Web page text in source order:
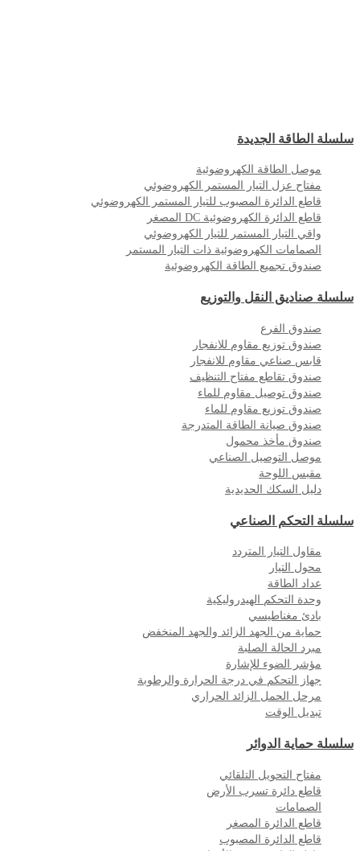
سلسلة الطاقة الجديدة
موصل الطاقة الكهروضوئية
مفتاح عزل التيار المستمر الكهروضوئي
قاطع الدائرة المصبوب للتيار المستمر الكهروضوئي
قاطع الدائرة الكهروضوئية DC المصغر
واقي التيار المستمر للتيار الكهروضوئي
الصمامات الكهروضوئية ذات التيار المستمر
صندوق تجميع الطاقة الكهروضوئية
سلسلة صناديق النقل والتوزيع
صندوق الفرع
صندوق توزيع مقاوم للانفجار
قابس صناعي مقاوم للانفجار
صندوق تقاطع مفتاح التنظيف
صندوق توصيل مقاوم للماء
صندوق توزيع مقاوم للماء
صندوق صيانة الطاقة المتدرجة
صندوق مأخذ محمول
موصل التوصيل الصناعي
مقبس اللوحة
دليل السكك الحديدية
سلسلة التحكم الصناعي
مقاول التيار المتردد
محول التيار
عداد الطاقة
وحدة التحكم الهيدروليكية
بادئ مغناطيسي
حماية من الجهد الزائد والجهد المنخفض
مبرد الحالة الصلبة
مؤشر الضوء للإشارة
جهاز التحكم في درجة الحرارة والرطوبة
مرحل الحمل الزائد الحراري
تبديل الوقت
سلسلة حماية الدوائر
مفتاح التحويل التلقائي
قاطع دائرة تسرب الأرض
الصمامات
قاطع الدائرة المصغر
قاطع الدائرة المصبوب